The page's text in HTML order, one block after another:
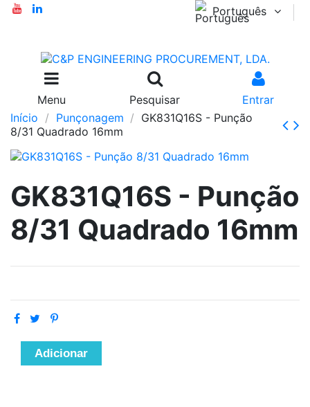
Português
Menu Pesquisar
Entrar
Início
Punçonagem
GK831Q16S - Punção
8/31 Quadrado 16mm
GK831Q16S - Punção
8/31 Quadrado 16mm
Adicionar